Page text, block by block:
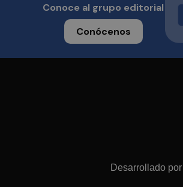
Conoce al grupo editorial
Conócenos
Desarrollado por